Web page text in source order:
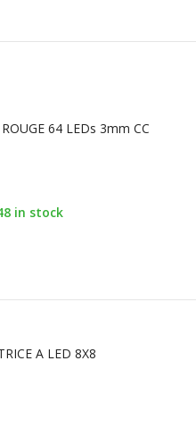
64 LEDs 3mm CC
in stock
A LED 8X8